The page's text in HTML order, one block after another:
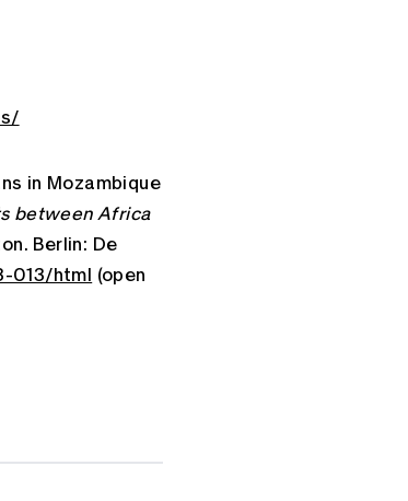
in Mozambique
between Africa
Berlin: De
013/html
(open